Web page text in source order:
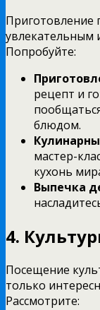
Приготовление
увлекательным
Попробуйте:
рецепт и
блюдом.
мастер-
кухонь
Выпечка
4.
Посещение
только
Рассмотрите: